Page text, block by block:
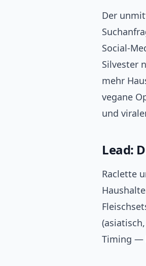
Der
Silvester
mehr
vegane
und
Lead:
Raclette
Timing —